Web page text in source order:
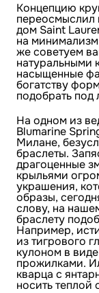
Концепцию
переосмыслил
дом Saint
на
же советуем
натуральными
насыщенные
богатству
подобрать
На одном из
Blumarine
Милане,
браслеты.
драгоценные
крыльями
украшения,
образы,
слову, на
браслету
Например,
из тигрового
кулоном в
прожилками.
кварца с
носить теплой